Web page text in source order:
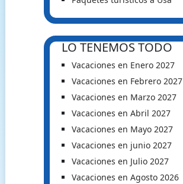
LO TENEMOS TODO
Vacaciones en Enero 2027
Vacaciones en Febrero 2027
Vacaciones en Marzo 2027
Vacaciones en Abril 2027
Vacaciones en Mayo 2027
Vacaciones en junio 2027
Vacaciones en Julio 2027
Vacaciones en Agosto 2026